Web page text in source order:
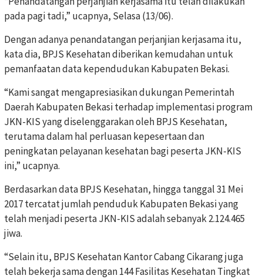
pada pagi tadi,” ucapnya, Selasa (13/06).
Dengan adanya penandatangan perjanjian kerjasama itu,
kata dia, BPJS Kesehatan diberikan kemudahan untuk
pemanfaatan data kependudukan Kabupaten Bekasi.
“Kami sangat mengapresiasikan dukungan Pemerintah
Daerah Kabupaten Bekasi terhadap implementasi program
JKN-KIS yang diselenggarakan oleh BPJS Kesehatan,
terutama dalam hal perluasan kepesertaan dan
peningkatan pelayanan kesehatan bagi peserta JKN-KIS
ini,” ucapnya.
Berdasarkan data BPJS Kesehatan, hingga tanggal 31 Mei
2017 tercatat jumlah penduduk Kabupaten Bekasi yang
telah menjadi peserta JKN-KIS adalah sebanyak 2.124.465
jiwa.
“Selain itu, BPJS Kesehatan Kantor Cabang Cikarang juga
telah bekerja sama dengan 144 Fasilitas Kesehatan Tingkat